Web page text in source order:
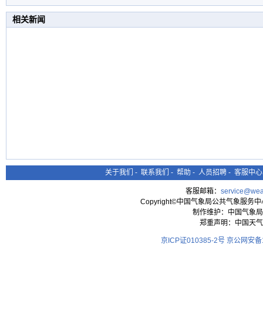
相关新闻
关于我们 - 联系我们 - 帮助 - 人员招聘 - 客服中心
客服邮箱：
Copyright©中国气象局公共气象服务
制作维护：中国气象
郑重声明：中国天
京ICP证010385-2号 京公网安